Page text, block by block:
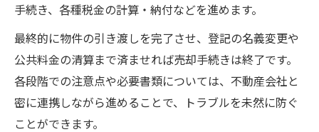
手続き、各種税金の計算・納付などを進めます。
最終的に物件の引き渡しを完了させ、登記の名義変更や
公共料金の清算まで済ませれば売却手続きは終了です。
各段階での注意点や必要書類については、不動産会社と
密に連携しながら進めることで、トラブルを未然に防ぐ
ことができます。